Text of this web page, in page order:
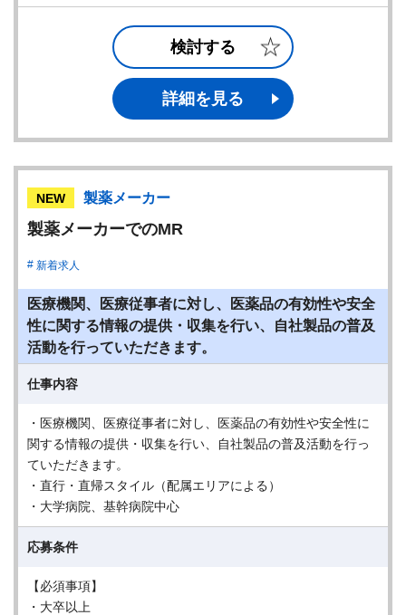
検討する
詳細を見る
NEW 製薬メーカー
製薬メーカーでのMR
新着求人
医療機関、医療従事者に対し、医薬品の有効性や安全
性に関する情報の提供・収集を行い、自社製品の普及
活動を行っていただきます。
仕事内容
・医療機関、医療従事者に対し、医薬品の有効性や安全性に
関する情報の提供・収集を行い、自社製品の普及活動を行っ
ていただきます。
・直行・直帰スタイル（配属エリアによる）
・大学病院、基幹病院中心
応募条件
【必須事項】
・大卒以上